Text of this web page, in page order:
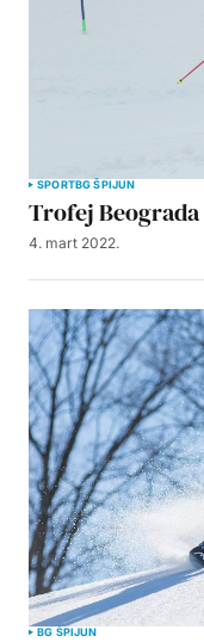
SPORTBG ŠPIJUN
Trofej
4. mart 2022.
BG ŠPIJUN